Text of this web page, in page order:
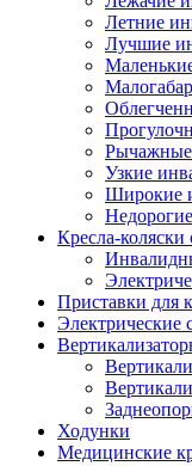
Летние
Лучшие
Рычажные
Узкие
Широкие
Кресла-
Приставки для
Электрические
Ходунки
Медицинские